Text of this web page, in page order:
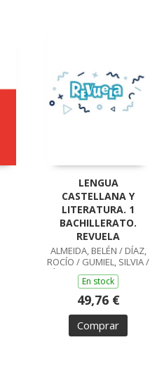
LENGUA
CASTELLANA Y
LITERATURA. 1
BACHILLERATO.
REVUELA
ALMEIDA, BELÉN / DÍAZ,
ROCÍO / GUMIEL, SILVIA /
PÉREZ, ISABEL / BOYANO,
RICARDO / LODÍN,
PATRICIA / ZUBICOA
ARRAIZA, MARÍA /
MONCAYOLA, ELENA /
ECHEVA
En stock
49,76 €
Comprar